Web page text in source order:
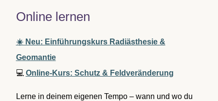
Online lernen
☀️ Neu: Einführungskurs Radiästhesie &
Geomantie
💻 Online-Kurs: Schutz & Feldveränderung
Lerne in deinem eigenen Tempo – wann und wo du